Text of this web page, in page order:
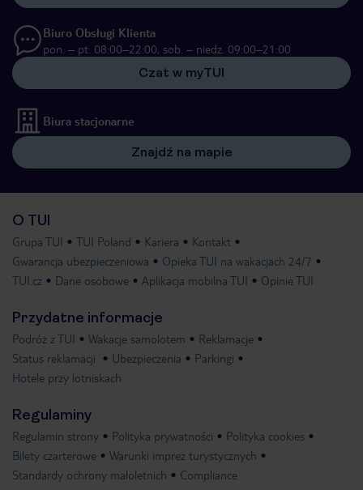
Biuro Obsługi Klienta
pon. – pt. 08:00–22:00, sob. – niedz. 09:00–21:00
Czat w myTUI
Biura stacjonarne
Znajdź na mapie
O TUI
Grupa TUI TUI Poland Kariera
Kontakt
Gwarancja ubezpieczeniowa
Opieka TUI na wakacjach 24/7
TUI.cz
Dane osobowe Aplikacja mobilna TUI Opinie TUI
Przydatne informacje
Podróż z TUI Wakacje samolotem
Reklamacje
Status reklamacji
Ubezpieczenia
Parkingi
Hotele przy lotniskach
Regulaminy
Regulamin strony Polityka prywatności
Polityka cookies
Bilety czarterowe
Warunki imprez turystycznych
Standardy ochrony małoletnich
Compliance